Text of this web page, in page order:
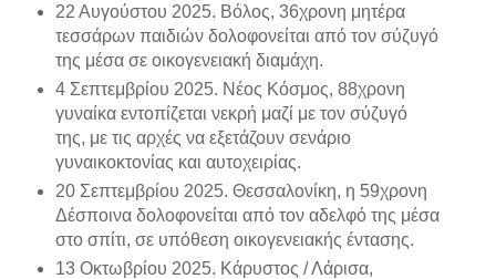
22 Αυγούστου 2025. Βόλος, 36χρονη μητέρα
τεσσάρων παιδιών δολοφονείται από τον σύζυγό
της μέσα σε οικογενειακή διαμάχη.
4 Σεπτεμβρίου 2025. Νέος Κόσμος, 88χρονη
γυναίκα εντοπίζεται νεκρή μαζί με τον σύζυγό
της, με τις αρχές να εξετάζουν σενάριο
γυναικοκτονίας και αυτοχειρίας.
20 Σεπτεμβρίου 2025. Θεσσαλονίκη, η 59χρονη
Δέσποινα δολοφονείται από τον αδελφό της μέσα
στο σπίτι, σε υπόθεση οικογενειακής έντασης.
13 Οκτωβρίου 2025. Κάρυστος / Λάρισα,